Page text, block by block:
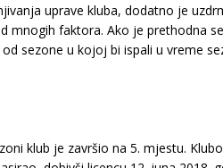
uprave kluba, dodatno je
mnogih faktora. Ako je prethodna
sezone u kojoj bi ispali u vreme
klub je završio na 5. mjestu.